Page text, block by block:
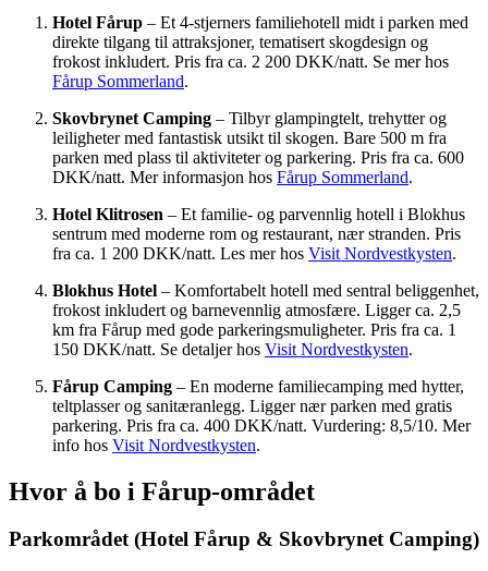
Hotel Fårup – Et 4-stjerners familiehotell midt i parken med
direkte tilgang til attraksjoner, tematisert skogdesign og
frokost inkludert. Pris fra ca. 2 200 DKK/natt. Se mer hos
Fårup Sommerland.
Skovbrynet Camping – Tilbyr glampingtelt, trehytter og
leiligheter med fantastisk utsikt til skogen. Bare 500 m fra
parken med plass til aktiviteter og parkering. Pris fra ca. 600
DKK/natt. Mer informasjon hos Fårup Sommerland.
Hotel Klitrosen – Et familie- og parvennlig hotell i Blokhus
sentrum med moderne rom og restaurant, nær stranden. Pris
fra ca. 1 200 DKK/natt. Les mer hos Visit Nordvestkysten.
Blokhus Hotel – Komfortabelt hotell med sentral beliggenhet,
frokost inkludert og barnevennlig atmosfære. Ligger ca. 2,5
km fra Fårup med gode parkeringsmuligheter. Pris fra ca. 1
150 DKK/natt. Se detaljer hos Visit Nordvestkysten.
Fårup Camping – En moderne familiecamping med hytter,
teltplasser og sanitæranlegg. Ligger nær parken med gratis
parkering. Pris fra ca. 400 DKK/natt. Vurdering: 8,5/10. Mer
info hos Visit Nordvestkysten.
Hvor å bo i Fårup-området
Parkområdet (Hotel Fårup & Skovbrynet Camping)